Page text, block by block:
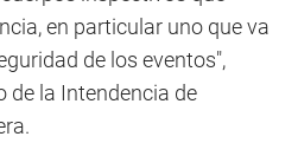
en particular uno que va
de los eventos",
de la Intendencia de